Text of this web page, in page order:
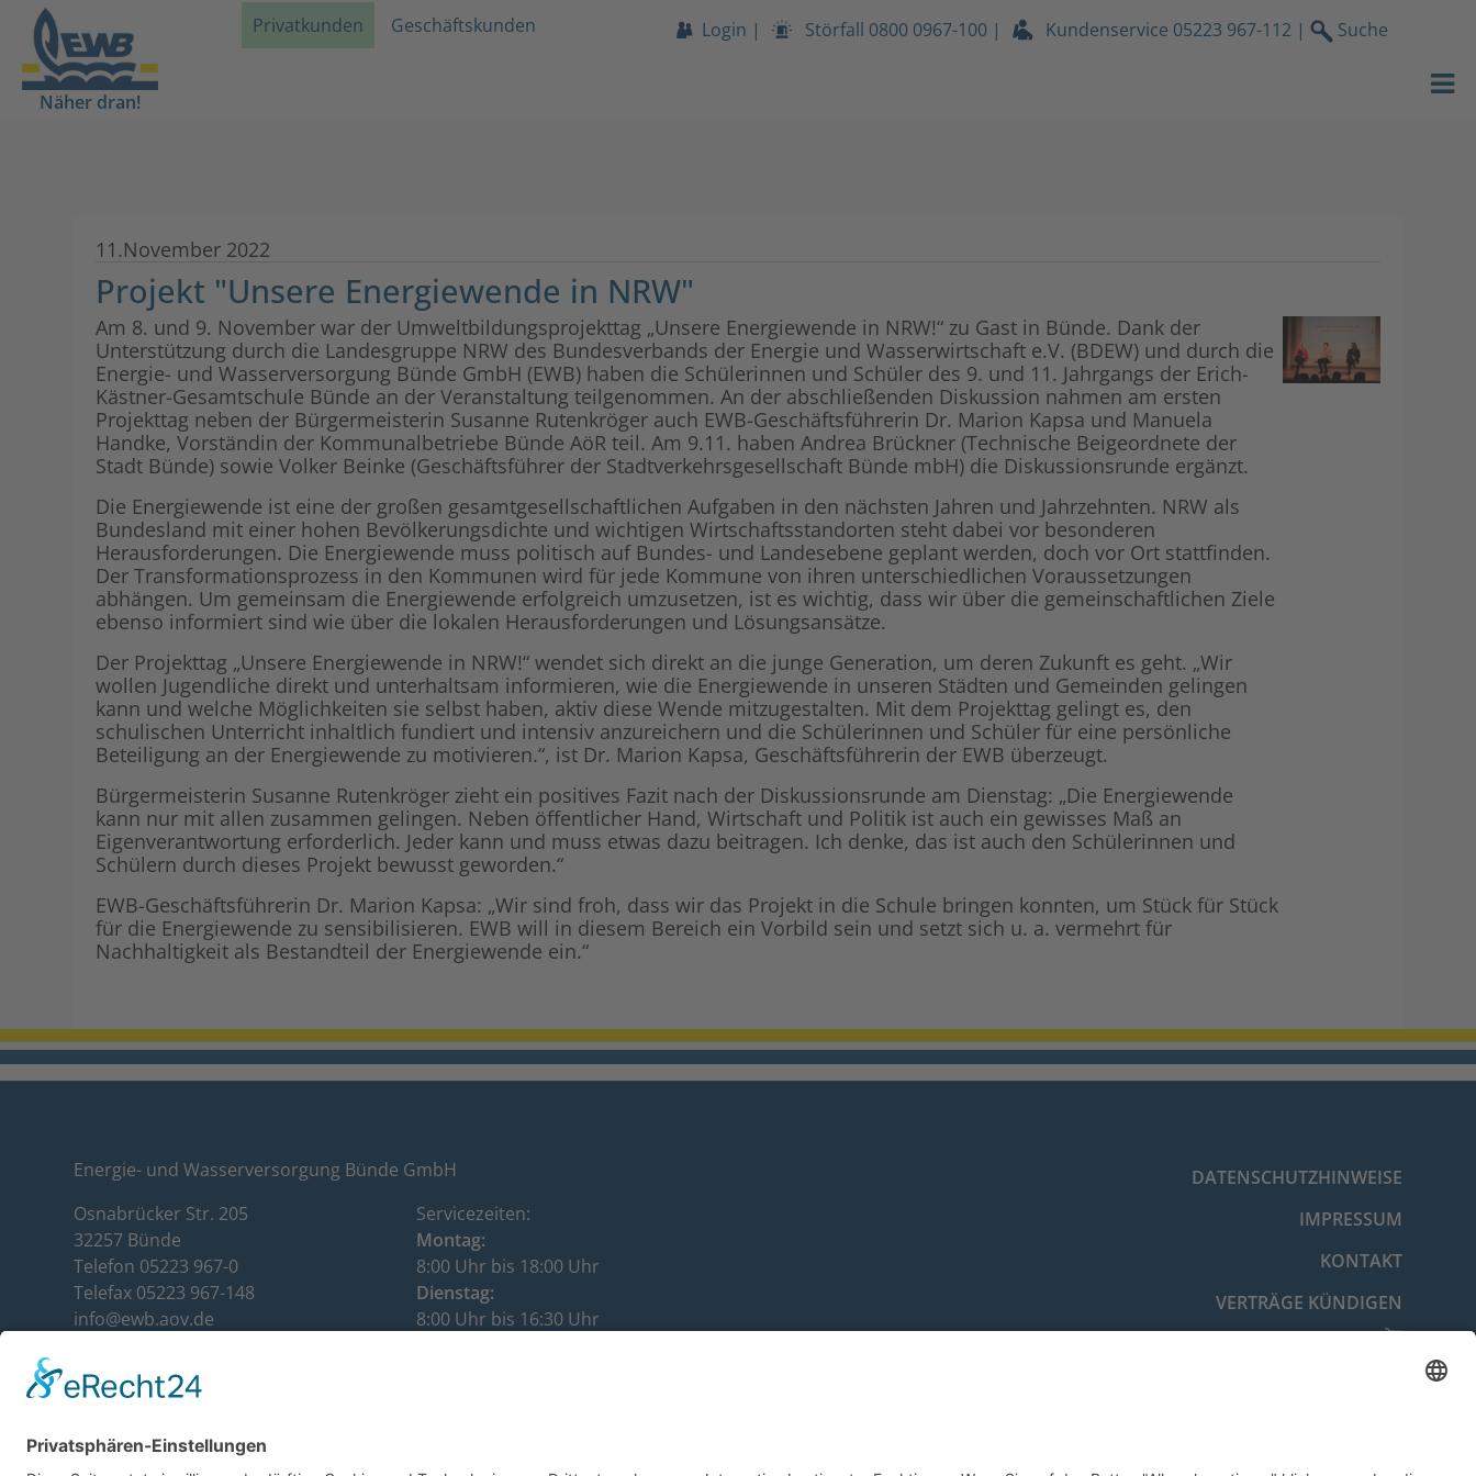
Näher dran!
Privatkunden Geschäftskunden Login | Störfall 0800 0967-100 | Kundenservice 05223 967-112 | Suche
11.November 2022
Projekt "Unsere Energiewende in NRW"
Am 8. und 9. November war der Umweltbildungsprojekttag „Unsere Energiewende in NRW!“ zu Gast in Bünde. Dank der
Unterstützung durch die Landesgruppe NRW des Bundesverbands der Energie und Wasserwirtschaft e.V. (BDEW) und durch die
Energie- und Wasserversorgung Bünde GmbH (EWB) haben die Schülerinnen und Schüler des 9. und 11. Jahrgangs der Erich-
Kästner-Gesamtschule Bünde an der Veranstaltung teilgenommen. An der abschließenden Diskussion nahmen am ersten
Projekttag neben der Bürgermeisterin Susanne Rutenkröger auch EWB-Geschäftsführerin Dr. Marion Kapsa und Manuela
Handke, Vorständin der Kommunalbetriebe Bünde AöR teil. Am 9.11. haben Andrea Brückner (Technische Beigeordnete der
Stadt Bünde) sowie Volker Beinke (Geschäftsführer der Stadtverkehrsgesellschaft Bünde mbH) die Diskussionsrunde ergänzt.
Die Energiewende ist eine der großen gesamtgesellschaftlichen Aufgaben in den nächsten Jahren und Jahrzehnten. NRW als
Bundesland mit einer hohen Bevölkerungsdichte und wichtigen Wirtschaftsstandorten steht dabei vor besonderen
Herausforderungen. Die Energiewende muss politisch auf Bundes- und Landesebene geplant werden, doch vor Ort stattfinden.
Der Transformationsprozess in den Kommunen wird für jede Kommune von ihren unterschiedlichen Voraussetzungen
abhängen. Um gemeinsam die Energiewende erfolgreich umzusetzen, ist es wichtig, dass wir über die gemeinschaftlichen Ziele
ebenso informiert sind wie über die lokalen Herausforderungen und Lösungsansätze.
Der Projekttag „Unsere Energiewende in NRW!“ wendet sich direkt an die junge Generation, um deren Zukunft es geht. „Wir
wollen Jugendliche direkt und unterhaltsam informieren, wie die Energiewende in unseren Städten und Gemeinden gelingen
kann und welche Möglichkeiten sie selbst haben, aktiv diese Wende mitzugestalten. Mit dem Projekttag gelingt es, den
schulischen Unterricht inhaltlich fundiert und intensiv anzureichern und die Schülerinnen und Schüler für eine persönliche
Beteiligung an der Energiewende zu motivieren.“, ist Dr. Marion Kapsa, Geschäftsführerin der EWB überzeugt.
Bürgermeisterin Susanne Rutenkröger zieht ein positives Fazit nach der Diskussionsrunde am Dienstag: „Die Energiewende
kann nur mit allen zusammen gelingen. Neben öffentlicher Hand, Wirtschaft und Politik ist auch ein gewisses Maß an
Eigenverantwortung erforderlich. Jeder kann und muss etwas dazu beitragen. Ich denke, das ist auch den Schülerinnen und
Schülern durch dieses Projekt bewusst geworden.“
EWB-Geschäftsführerin Dr. Marion Kapsa: „Wir sind froh, dass wir das Projekt in die Schule bringen konnten, um Stück für Stück
für die Energiewende zu sensibilisieren. EWB will in diesem Bereich ein Vorbild sein und setzt sich u. a. vermehrt für
Nachhaltigkeit als Bestandteil der Energiewende ein.“
Energie- und Wasserversorgung Bünde GmbH
Osnabrücker Str. 205
32257 Bünde
Telefon 05223 967-0
Telefax 05223 967-148
info@ewb.aov.de
Kundenservice: 05223 967-112
Servicezeiten:
Montag:
8:00 Uhr bis 18:00 Uhr
Dienstag:
8:00 Uhr bis 16:30 Uhr
DATENSCHUTZHINWEISE
IMPRESSUM
KONTAKT
VERTRÄGE KÜNDIGEN
Services
EWB Portrait
Unser